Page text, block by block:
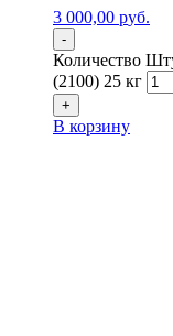
3 000,00 руб.
-
Количество
(2100) 25 кг
+
В корзину